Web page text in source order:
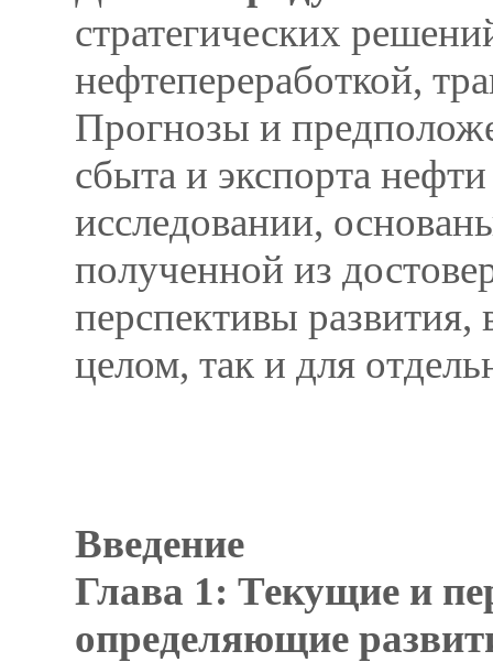
стратегических
нефтепереработкой,
Прогнозы и
сбыта и экспорта
исследовании,
полученной из
перспективы
целом, так и для
Введение
Глава 1: Текущие и
определяющие